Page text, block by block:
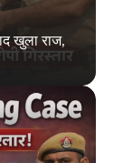
खुला राज,